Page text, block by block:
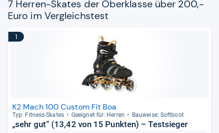
7 Herren-Skates der Oberklasse über 200,-
Euro im Vergleichstest
1
K2 Mach 100 Custom Fit Boa
Typ: Fit­ness-​Ska­tes Geeig­net für: Her­ren Bau­weise: Soft­boot
„sehr gut“ (13,42 von 15 Punkten) – Testsieger